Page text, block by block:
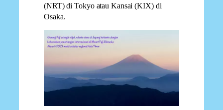
(NRT) di Tokyo atau Kansai (KIX) di
Osaka.